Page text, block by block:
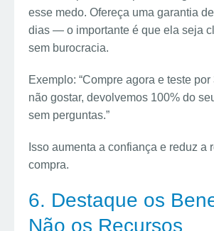
esse medo. Ofereça uma garantia
dias — o importante é que ela seja
sem burocracia.
Exemplo: “Compre agora e teste
não gostar, devolvemos 100% do
sem perguntas.”
Isso aumenta a confiança e reduz a
compra.
6. Destaque os
Não os Recursos